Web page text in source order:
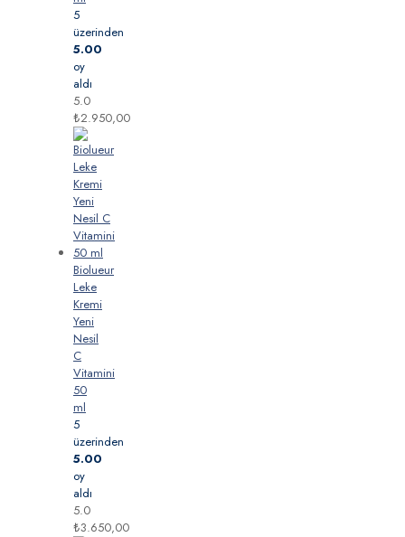
5
üzerinden
5.00
oy
aldı
5.0
₺2.950,00
Biolueur
Leke
Kremi
Yeni
Nesil
C
Vitamini
50
ml
5
üzerinden
5.00
oy
aldı
5.0
₺3.650,00